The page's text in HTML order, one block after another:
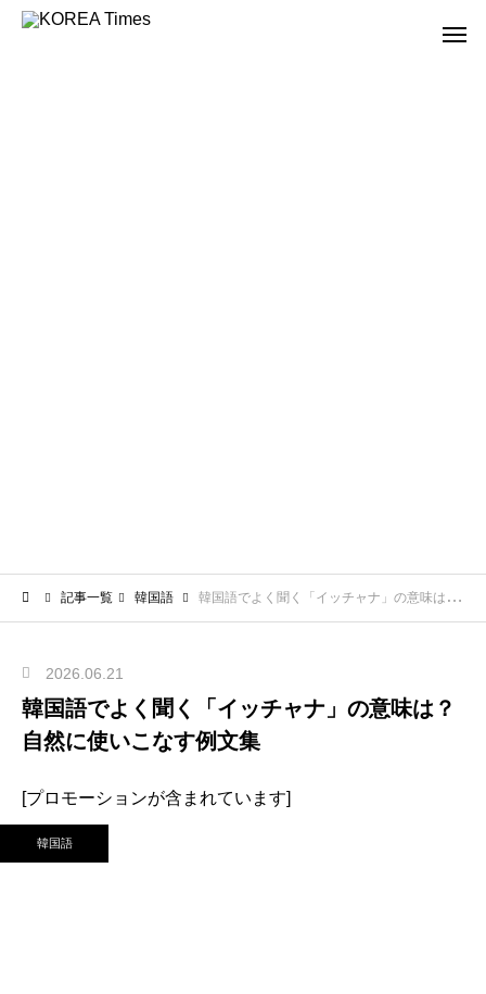
記事一覧 韓国語 韓国語でよく聞く「イッチャナ」の意味は？自然に使いこなす例文集
2026.06.21
韓国語でよく聞く「イッチャナ」の意味は？
自然に使いこなす例文集
[プロモーションが含まれています]
韓国語